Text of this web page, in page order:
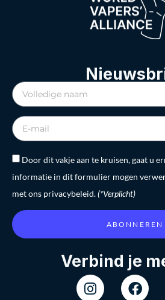
Door dit vakje aan te kruisen, gaat u
informatie in dit formulier mogen
met ons privacybeleid.(*Verplicht)
ABONNEREN
Verbind je